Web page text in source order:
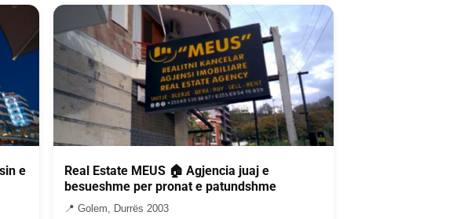
e
Real Estate MEUS 🏠 Agjencia juaj e
besueshme per pronat e patundshme
📍 Golem, Durrës 2003